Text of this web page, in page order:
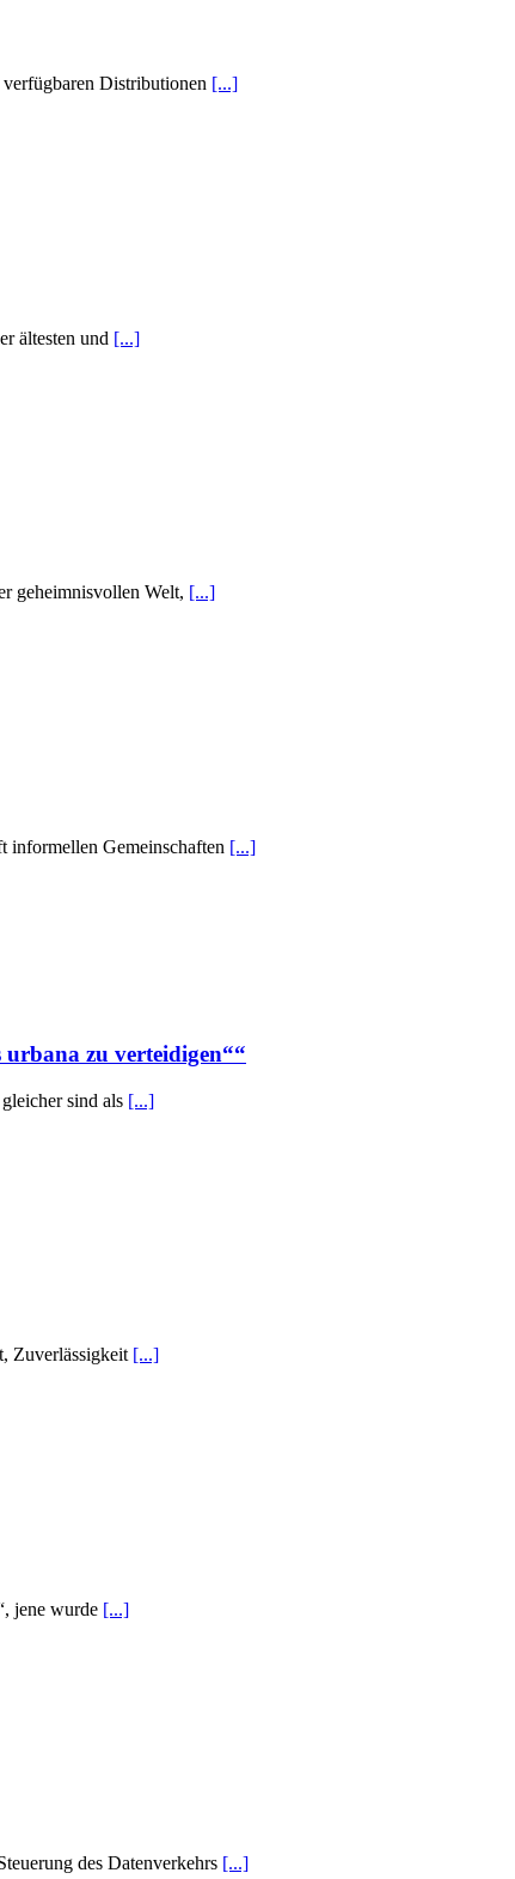
Distributionen [...]
ältesten und [...]
geheimnisvollen Welt, [...]
informellen Gemeinschaften [...]
zu verteidigen““
sind als [...]
Zuverlässigkeit [...]
jene wurde [...]
des Datenverkehrs [...]